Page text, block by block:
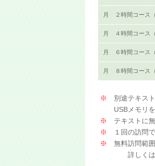
月 ２時間コース（
月 ４時間コース（
月 ６時間コース（
月 ８時間コース（
※
別途テキスト
USBメモリを
※
テキストに無
※
１回の訪問で
※
無料訪問範囲
詳しくは「訪